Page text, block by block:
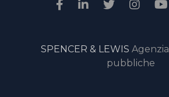
SPENCER & LEWIS
pubbliche